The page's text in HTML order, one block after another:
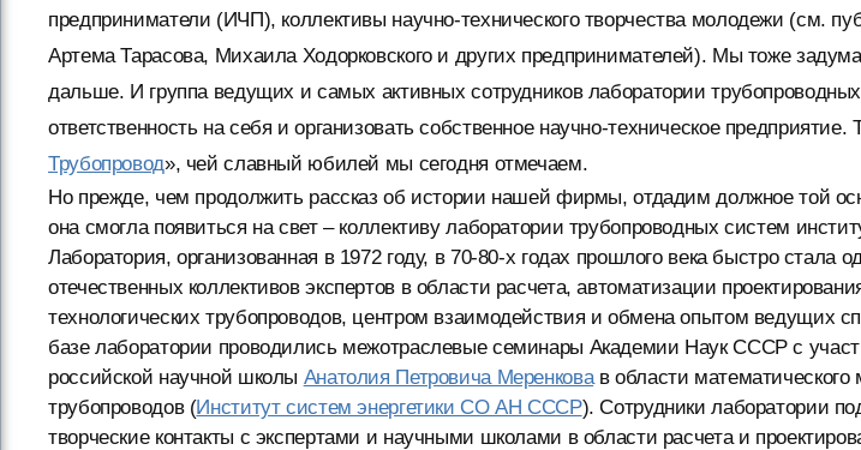
предприниматели (ИЧП), коллективы научно-технического творчества молодежи (см.
Артема Тарасова, Михаила Ходорковского и других предпринимателей). Мы тоже
дальше. И группа ведущих и самых активных сотрудников лаборатории
ответственность на себя и организовать собственное научно-техническое
Трубопровод», чей славный юбилей мы сегодня отмечаем.
Но прежде, чем продолжить рассказ об истории нашей фирмы, отдадим должное той
она смогла появиться на свет – коллективу лаборатории трубопроводных систем
Лаборатория, организованная в 1972 году, в 70-80-х годах прошлого века быстро стала
отечественных коллективов экспертов в области расчета, автоматизации
технологических трубопроводов, центром взаимодействия и обмена опытом ведущих
базе лаборатории проводились межотраслевые семинары Академии Наук СССР с
российской научной школы Анатолия Петровича Меренковав области математического
трубопроводов (Институт систем энергетики СО АН СССР). Сотрудники лаборатории
творческие контакты с экспертами и научными школами в области расчета и